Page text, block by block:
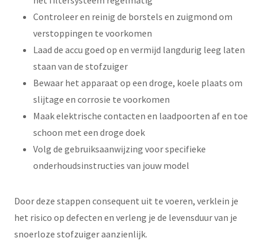
Controleer en reinig de borstels en zuigmond om
verstoppingen te voorkomen
Laad de accu goed op en vermijd langdurig leeg laten
staan van de stofzuiger
Bewaar het apparaat op een droge, koele plaats om
slijtage en corrosie te voorkomen
Maak elektrische contacten en laadpoorten af en toe
schoon met een droge doek
Volg de gebruiksaanwijzing voor specifieke
onderhoudsinstructies van jouw model
Door deze stappen consequent uit te voeren, verklein je
het risico op defecten en verleng je de levensduur van je
snoerloze stofzuiger aanzienlijk.